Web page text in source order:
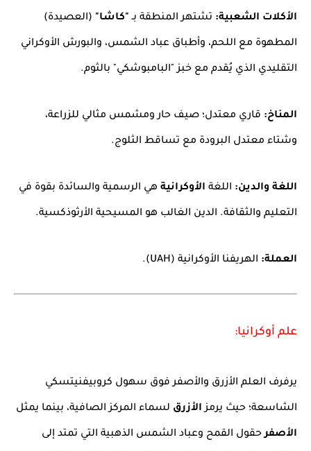
الأكلات الشعبية: تشتهر المنطقة بـ "كاشا" (العصيدة)
المطهوة مع اللحم، وأطباق عباد الشمس، والبورش الأوكراني
التقليدي الذي يُقدم مع خبز "البامبوشكي" بالثوم.
المناخ: قاري معتدل؛ صيف حار ومشمس مثالي للزراعة،
وشتاء معتدل البرودة مع تساقط الثلوج.
اللغة والدين: اللغة الأوكرانية هي الرسمية والسائدة بقوة في
التعليم والثقافة. الدين الغالب هو المسيحية الأرثوذكسية.
العملة: الهريفنا الأوكرانية (UAH).
علم أوكرانيا:
يرفرف العلم الأزرق والأصفر فوق سهول كروبيفنيتسكي
الشاسعة؛ حيث يرمزالأزرق لسماء المركز الصافية، بينما يمثل
الأصفرحقول القمح وعباد الشمس الذهبية التي تمتد إلى